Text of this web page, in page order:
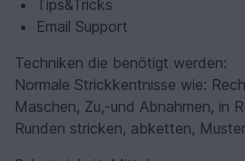
Tips&Tricks
Email Support
Techniken die benötigt werden:
Normale Strickkentnisse wie:
Maschen, Zu,-und Abnahmen, in
Runden stricken, abketten,